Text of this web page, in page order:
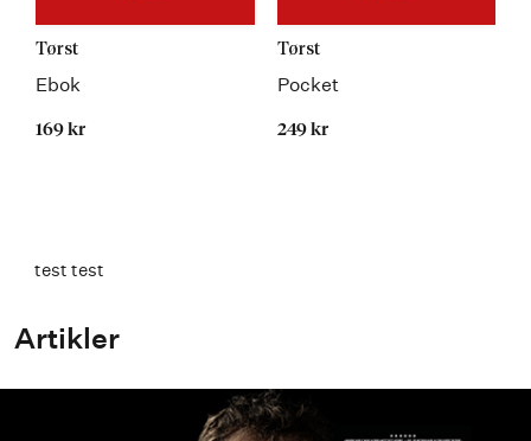
Tørst
Ebok
169 kr
Tørst
Pocket
249 kr
test test
Artikler